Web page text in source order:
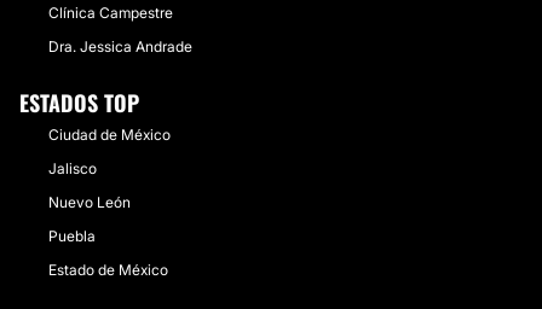
Clínica Campestre
Dra. Jessica Andrade
ESTADOS TOP
Ciudad de México
Jalisco
Nuevo León
Puebla
Estado de México